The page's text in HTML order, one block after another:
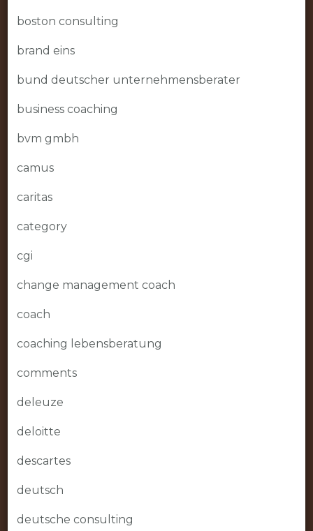
boston consulting
brand eins
bund deutscher unternehmensberater
business coaching
bvm gmbh
camus
caritas
category
cgi
change management coach
coach
coaching lebensberatung
comments
deleuze
deloitte
descartes
deutsch
deutsche consulting